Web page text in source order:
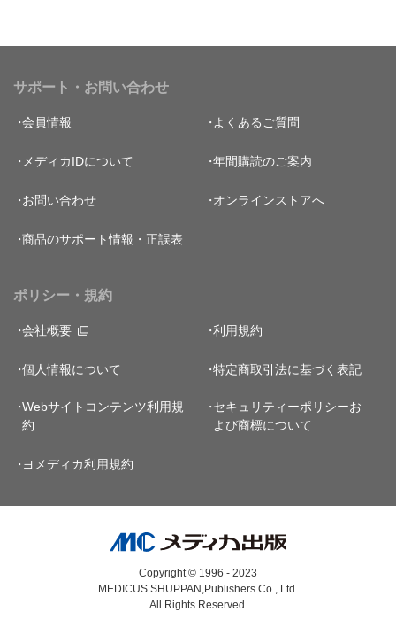
サポート・お問い合わせ
会員情報 よくあるご質問
メディカIDについて 年間購読のご案内
お問い合わせ オンラインストアへ
商品のサポート情報・正誤表
ポリシー・規約
会社概要 利用規約
個人情報について 特定商取引法に基づく表記
Webサイトコンテンツ利用規
約
セキュリティーポリシーお
よび商標について
ヨメディカ利用規約
Copyright © 1996 - 2023
MEDICUS SHUPPAN,Publishers Co., Ltd.
All Rights Reserved.